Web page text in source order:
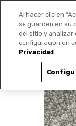
Al hacer clic en
se guarden en su
del sitio y analizar
configuración en
Privacidad